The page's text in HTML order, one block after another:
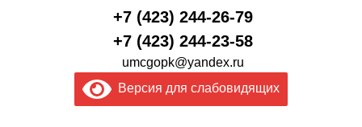
+7 (423) 244-26-79
+7 (423) 244-23-58
umcgopk@yandex.ru
Версия для слабовидящих